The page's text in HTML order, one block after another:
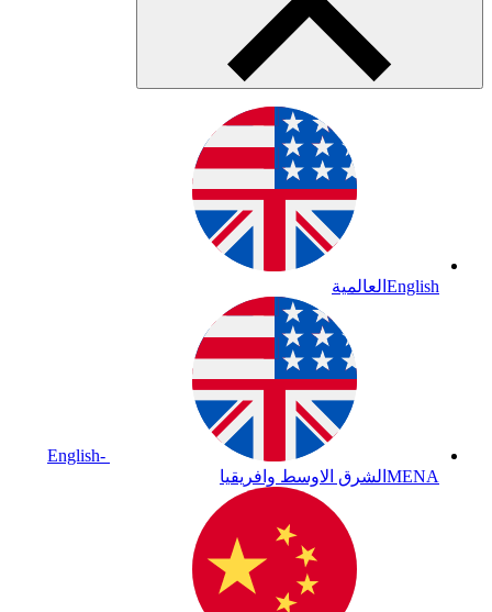
English العالمية
English-
MENA الشرق الاوسط وافريقيا